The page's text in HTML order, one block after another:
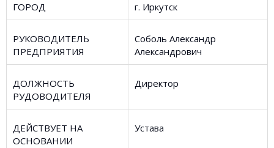
ГОРОД г. Иркутск
РУКОВОДИТЕЛЬ
ПРЕДПРИЯТИЯ
Соболь Александр
Александрович
ДОЛЖНОСТЬ
РУДОВОДИТЕЛЯ
Директор
ДЕЙСТВУЕТ НА
ОСНОВАНИИ
Устава